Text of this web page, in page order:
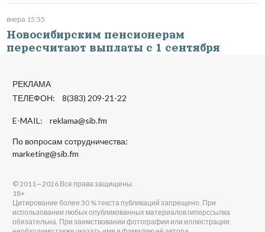
вчера 15:35
Новосибирским пенсионерам
пересчитают выплаты с 1 сентября
РЕКЛАМА
ТЕЛЕФОН: 8(383) 209-21-22
E-MAIL: reklama@sib.fm
По вопросам сотрудничества:
marketing@sib.fm
© 2011—2026 Все права защищены.
18+
Цитирование более 30 % текста публикаций запрещено. При
использовании любых опубликованных материалов гиперссылка
обязательна. При заимствовании фотографии или иллюстрации